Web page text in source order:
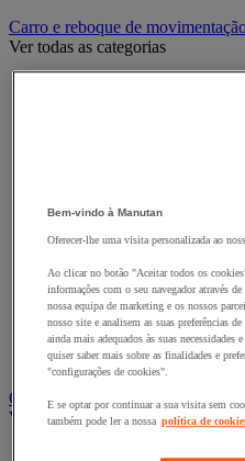
Carro e reboque de
Ver todas as categorias
Carro eléctrico
Carro em fio de aço
Carro para carga comprida
Carros com espaldar fixo e
Carros de preparação de
Reboque industrial
Serviço e Manipulação
Contentor móvel gradeado
Ver todas as categorias
Acessórios para contentor
Bem-vindo à Manutan
Oferecer-lhe uma visita personalizada ao
Ao clicar no botão "Aceitar todos os
informações com o seu navegador através
nossa equipa de marketing e os nossos
nosso site e analisem as suas preferências
ainda mais adequados às suas necessidades
quiser saber mais sobre as finalidades e
"configurações de cookies".
E se optar por continuar a sua visita sem
também pode ler a nossa política de